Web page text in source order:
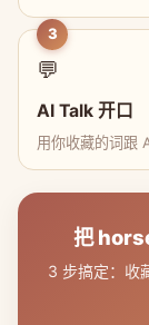
3
💬
AI Talk 开口
用你收藏的词跟
把
3 步搞定：收